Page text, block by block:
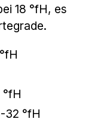
18 °fH, es
32 °fH